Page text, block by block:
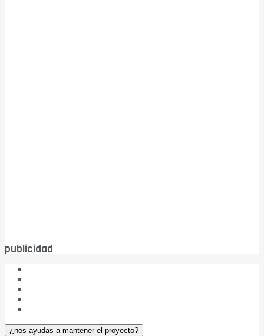
publicidad
¿nos ayudas a mantener el proyecto?